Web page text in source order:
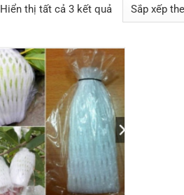
Hiển thị tất cả 3 kết quả
sắp
theo
mới
nhất